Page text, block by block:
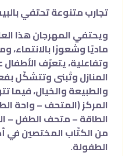
تجارب متنوعة تحتفي
ويحتفي المهرجان هذا
ماديًا وشعورًا بالانتماء،
وتفاعلية، يتعرّف الأطفال
المنازل وتُبنى وتتشكّل
والطبيعة والخيال، فيما
المركز (المتحف – واحة
الطاقة – متحف الطفل –
من الكتّاب المختصين في
الطفولة.